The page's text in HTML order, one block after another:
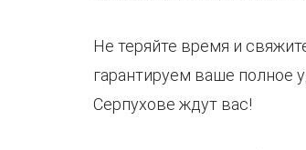
Не теряйте время и
гарантируем ваше полное
Серпухове ждут вас!